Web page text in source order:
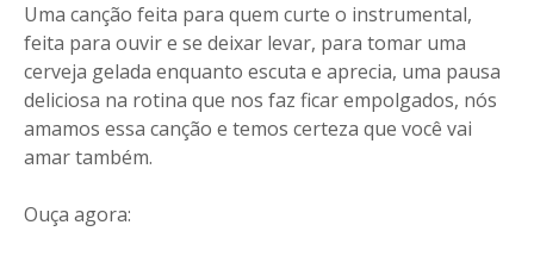
Uma canção feita para quem curte o instrumental,
feita para ouvir e se deixar levar, para tomar uma
cerveja gelada enquanto escuta e aprecia, uma pausa
deliciosa na rotina que nos faz ficar empolgados, nós
amamos essa canção e temos certeza que você vai
amar também.
Ouça agora: